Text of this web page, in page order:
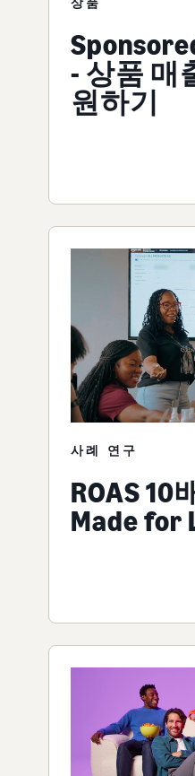
- 상품 매
원하기
사례 연구
ROAS 10
Made for